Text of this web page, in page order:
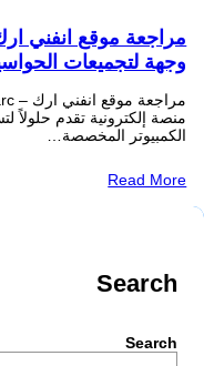
وجهة لتجميعات
منصة إلكترونية تقدم حلولاً
الكمبيوتر المخصصة…
Read More
Search
Search